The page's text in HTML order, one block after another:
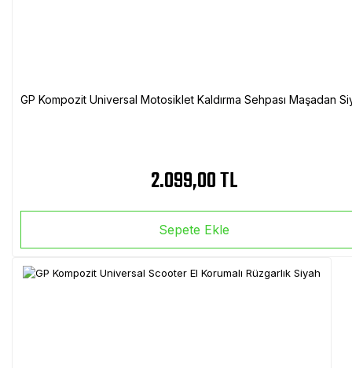
GP Kompozit Universal Motosiklet Kaldırma Sehpası Maşadan
2.099,00 TL
Sepete Ekle